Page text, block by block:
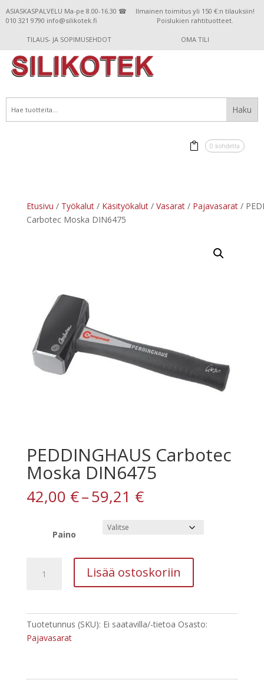
ASIASKASPALVELU Ma-pe 8.00-16.30 ☎
010 321 9790 info@silikotek.fi
Ilmainen toimitus yli 150 €:n tilauksiin!
Poislukien rahtituotteet.
TILAUS- JA SOPIMUSEHDOT OMA TILI
0 kohdetta
Etusivu / Työkalut/ Käsityökalut/ Vasarat/ Pajavasarat/
Carbotec Moska DIN6475
PEDDINGHAUS Carbotec
Moska DIN6475
42,00 €–59,21 €Hintaluokka:
42,00 €
59,21 €
Paino
Carbotec
Lisää ostoskoriin
Tuotetunnus (SKU): Ei saatavilla/-tietoa Osasto:
Pajavasarat